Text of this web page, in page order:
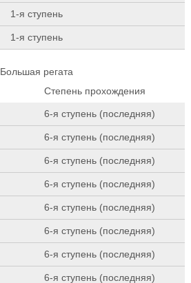
1-я ступень
1-я ступень
Большая регата
Степень прохождения
6-я ступень (последняя)
6-я ступень (последняя)
6-я ступень (последняя)
6-я ступень (последняя)
6-я ступень (последняя)
6-я ступень (последняя)
6-я ступень (последняя)
6-я ступень (последняя)